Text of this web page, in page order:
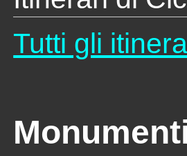
Tutti gli
Monumenti